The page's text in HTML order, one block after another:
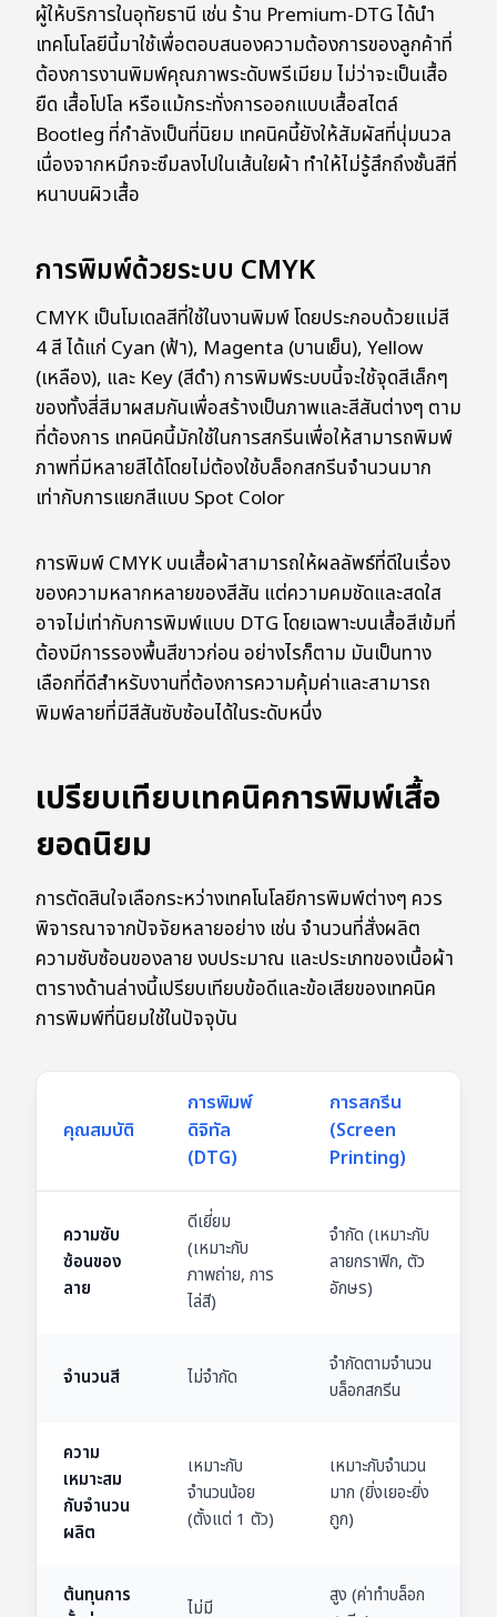
ผู้ให้บริการในอุทัยธานี เช่น ร้าน Premium-DTG ได้นำ
เทคโนโลยีนี้มาใช้เพื่อตอบสนองความต้องการของลูกค้าที่
ต้องการงานพิมพ์คุณภาพระดับพรีเมียม ไม่ว่าจะเป็นเสื้อ
ยืด เสื้อโปโล หรือแม้กระทั่งการออกแบบเสื้อสไตล์
Bootleg ที่กำลังเป็นที่นิยม เทคนิคนี้ยังให้สัมผัสที่นุ่มนวล
เนื่องจากหมึกจะซึมลงไปในเส้นใยผ้า ทำให้ไม่รู้สึกถึงชั้นสีที่
หนาบนผิวเสื้อ
การพิมพ์ด้วยระบบ CMYK
CMYK เป็นโมเดลสีที่ใช้ในงานพิมพ์ โดยประกอบด้วยแม่สี
4 สี ได้แก่ Cyan (ฟ้า), Magenta (บานเย็น), Yellow
(เหลือง), และ Key (สีดำ) การพิมพ์ระบบนี้จะใช้จุดสีเล็กๆ
ของทั้งสี่สีมาผสมกันเพื่อสร้างเป็นภาพและสีสันต่างๆ ตาม
ที่ต้องการ เทคนิคนี้มักใช้ในการสกรีนเพื่อให้สามารถพิมพ์
ภาพที่มีหลายสีได้โดยไม่ต้องใช้บล็อกสกรีนจำนวนมาก
เท่ากับการแยกสีแบบ Spot Color
การพิมพ์ CMYK บนเสื้อผ้าสามารถให้ผลลัพธ์ที่ดีในเรื่อง
ของความหลากหลายของสีสัน แต่ความคมชัดและสดใส
อาจไม่เท่ากับการพิมพ์แบบ DTG โดยเฉพาะบนเสื้อสีเข้มที่
ต้องมีการรองพื้นสีขาวก่อน อย่างไรก็ตาม มันเป็นทาง
เลือกที่ดีสำหรับงานที่ต้องการความคุ้มค่าและสามารถ
พิมพ์ลายที่มีสีสันซับซ้อนได้ในระดับหนึ่ง
เปรียบเทียบเทคนิคการพิมพ์เสื้อ
ยอดนิยม
การตัดสินใจเลือกระหว่างเทคโนโลยีการพิมพ์ต่างๆ ควร
พิจารณาจากปัจจัยหลายอย่าง เช่น จำนวนที่สั่งผลิต
ความซับซ้อนของลาย งบประมาณ และประเภทของเนื้อผ้า
ตารางด้านล่างนี้เปรียบเทียบข้อดีและข้อเสียของเทคนิค
การพิมพ์ที่นิยมใช้ในปัจจุบัน
คุณสมบัติ
การพิมพ์
ดิจิทัล
(DTG)
การสกรีน
(Screen
Printing)
ความซับ
ซ้อนของ
ลาย
ดีเยี่ยม
(เหมาะกับ
ภาพถ่าย, การ
ไล่สี)
จำกัด (เหมาะกับ
ลายกราฟิก, ตัว
อักษร)
จำนวนสี ไม่จำกัด
จำกัดตามจำนวน
บล็อกสกรีน
ความ
เหมาะสม
กับจำนวน
ผลิต
เหมาะกับ
จำนวนน้อย
(ตั้งแต่ 1 ตัว)
เหมาะกับจำนวน
มาก (ยิ่งเยอะยิ่ง
ถูก)
ต้นทุนการ
ไม่มี
สูง (ค่าทำบล็อก